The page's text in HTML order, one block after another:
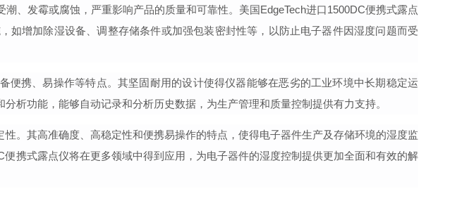
、发霉或腐蚀，严重影响产品的质量和可靠性。 美国EdgeTech进口1500DC便携式露点
增加除湿设备、调整存储条件或加强包装密封性等，以防止电子器件因湿度问题而受
便携、易操作等特点。其坚固耐用的设计使得仪器能够在恶劣的工业环境中长期稳定运
析功能，能够自动记录和分析历史数据，为生产管理和质量控制提供有力支持。
性。其高准确度、高稳定性和便携易操作的特点，使得电子器件生产及存储环境的湿度监
便携式露点仪将在更多领域中得到应用，为电子器件的湿度控制提供更加全面和有效的解